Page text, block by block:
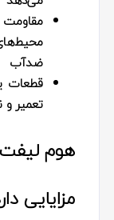
مقاومت
ضدآب
قطعات
تعمیر و
هوم‌
مزایایی